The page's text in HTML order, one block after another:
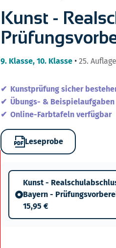
Kunst -
9. Klasse, 10. Klasse •25.
Kunstprüfung sicher
Übungs- & Beispielaufgaben
Online-Farbtafeln verfügbar
Leseprobe
Kunst -
Bayern -
15,95 €